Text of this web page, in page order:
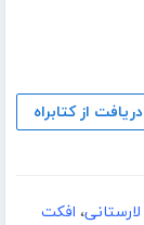
دریافت از کتابراه
لارستانی، افکت